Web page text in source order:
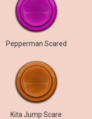
Pepperman Scared
Kita Jump Scare